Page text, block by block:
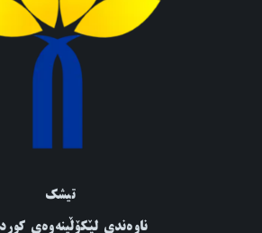
تیشک
ناوەندی لێکۆڵینەوەی